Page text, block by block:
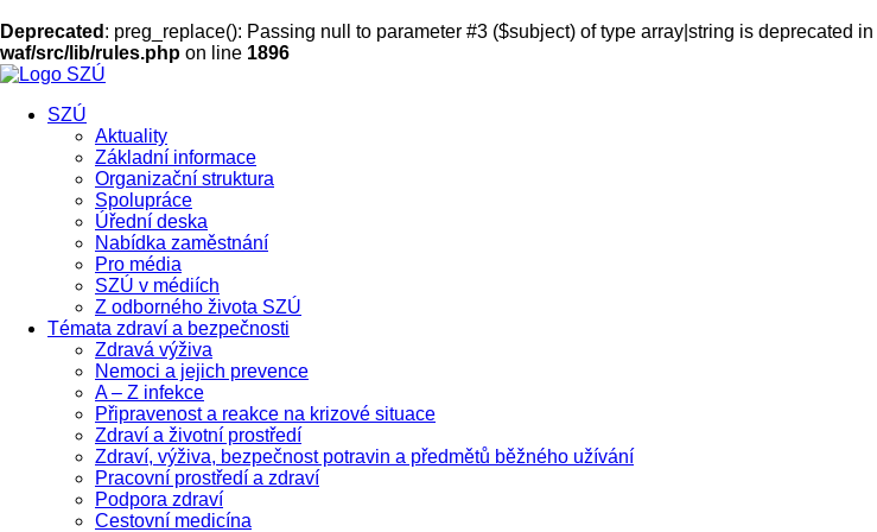
Deprecated : preg_replace(): Passing null to parameter #3 ($subject) of type array|string is deprecated in
waf/src/lib/rules.php on line 1896
SZÚ
Aktuality
Základní informace
Organizační struktura
Spolupráce
Úřední deska
Nabídka zaměstnání
Pro média
SZÚ v médiích
Z odborného života SZÚ
Témata zdraví a bezpečnosti
Zdravá výživa
Nemoci a jejich prevence
A – Z infekce
Připravenost a reakce na krizové situace
Zdraví a životní prostředí
Zdraví, výživa, bezpečnost potravin a předmětů běžného užívání
Pracovní prostředí a zdraví
Podpora zdraví
Cestovní medicína